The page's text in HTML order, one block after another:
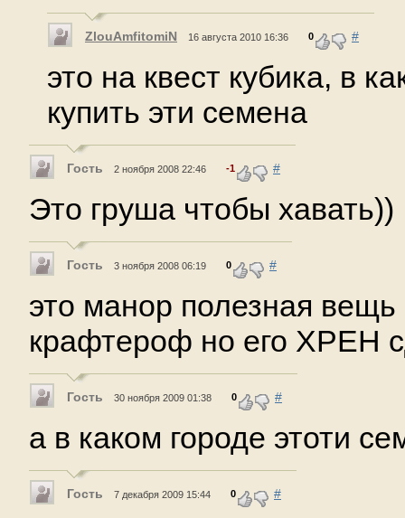
ZlouAmfitomiN 16 августа 2010 16:36 0 #
это на квест кубика, в
купить эти семена
Гость 2 ноября 2008 22:46 -1 #
Это груша чтобы хавать))
Гость 3 ноября 2008 06:19 0 #
это манор полезная
крафтероф но его ХРЕН
Гость 30 ноября 2009 01:38 0 #
а в каком городе этоти
Гость 7 декабря 2009 15:44 0 #